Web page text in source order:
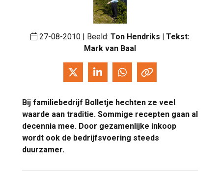
27-08-2010 | Beeld: Ton Hendriks | Tekst:
Mark van Baal
Bij familiebedrijf Bolletje hechten ze veel
waarde aan traditie. Sommige recepten gaan al
decennia mee. Door gezamenlijke inkoop
wordt ook de bedrijfsvoering steeds
duurzamer.